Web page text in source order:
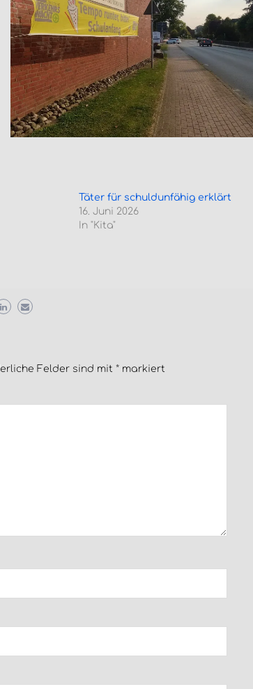
Täter für schuldunfähig erklärt
16. Juni 2026
In "Kita"
Felder sind mit* markiert